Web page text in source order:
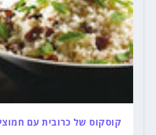
קוסקוס של כרובית עם